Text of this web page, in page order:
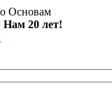
Основам
Нам 20 лет!